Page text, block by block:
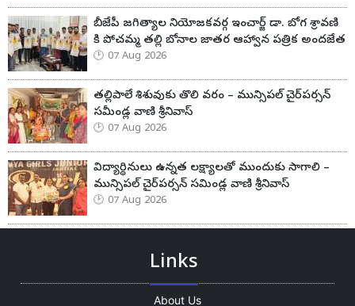
బీజేపీ జగిత్యాల నియోజకవర్గ ఇంచార్జ్ డా. బోగ శ్రావణి
కి పోచమ్మ తల్లి బోనాల జాతర ఆహ్వాన పత్రిక అందజేత
07 Aug 2026
తల్లిపాలే శిశువుకు తొలి వరం – మున్సిపల్ చైర్‌పర్సన్
సమీండ్ల వాణి శ్రీనివాస్
07 Aug 2026
విద్యార్థినులు ఉన్నత లక్ష్యాలతో ముందుకు సాగాలి –
మున్సిపల్ చైర్‌పర్సన్ సమిండ్ల వాణి శ్రీనివాస్
07 Aug 2026
Links
About Us